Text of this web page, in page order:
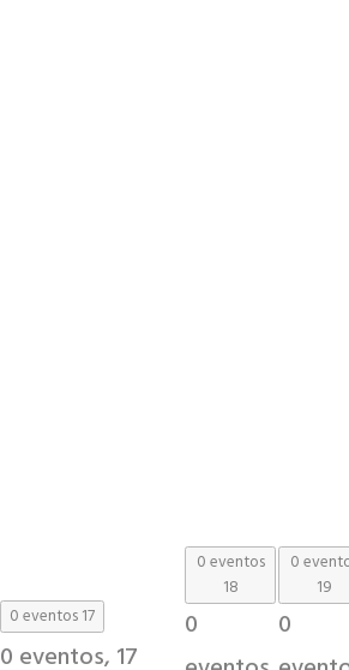
0 eventos17
0 eventos, 17
0 eventos
18
0
0
19
0